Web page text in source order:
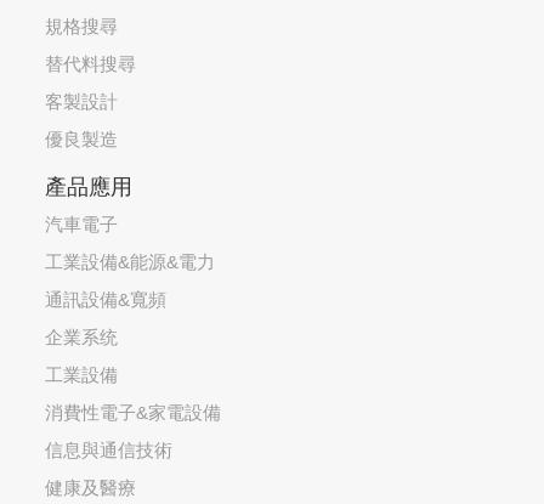
規格搜尋
替代料搜尋
客製設計
優良製造
產品應用
汽車電子
工業設備&能源&電力
通訊設備&寬頻
企業系统
工業設備
消費性電子&家電設備
信息與通信技術
健康及醫療